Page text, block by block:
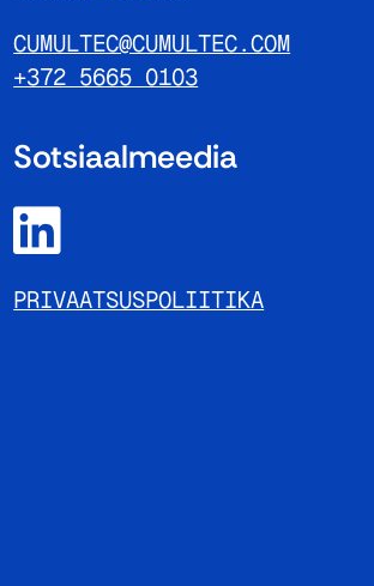
CUMULTEC@CUMULTEC.COM
+372 5665 0103
Sotsiaalmeedia
PRIVAATSUSPOLIITIKA